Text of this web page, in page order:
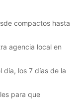
compactos hasta
agencia local en
día, los 7 días de la
para que